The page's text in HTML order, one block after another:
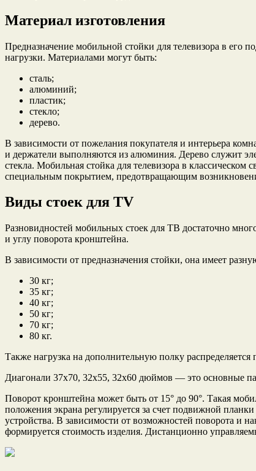
Материал изготовления
Предназначение мобильной стойки для телевизора в его
нагрузки. Материалами могут быть:
сталь;
алюминий;
пластик;
стекло;
дерево.
В зависимости от пожелания покупателя и интерьера
и держатели выполняются из алюминия. Дерево служит
стекла. Мобильная стойка для телевизора в
специальным покрытием, предотвращающим
Виды стоек для TV
Разновидностей мобильных стоек для ТВ достаточно
и углу поворота кронштейна.
В зависимости от предназначения стойки, она имеет
30 кг;
35 кг;
40 кг;
50 кг;
70 кг;
80 кг.
Также нагрузка на дополнительную полку распределяется
Диагонали 37х70, 32х55, 32х60 дюймов — это основные
Поворот кронштейна может быть от 15° до 90°. Такая
положения экрана регулируется за счет подвижной
устройства. В зависимости от возможностей поворота и
формируется стоимость изделия. Дистанционно